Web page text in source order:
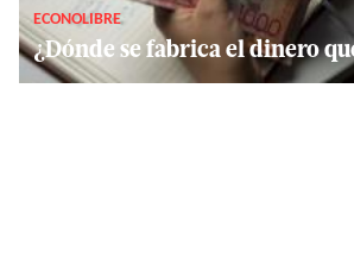
ECONOLIBRE
¿Dónde se fabrica el dinero